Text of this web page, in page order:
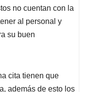
no cuentan con la
al personal y
su buen
cita tienen que
además de esto los